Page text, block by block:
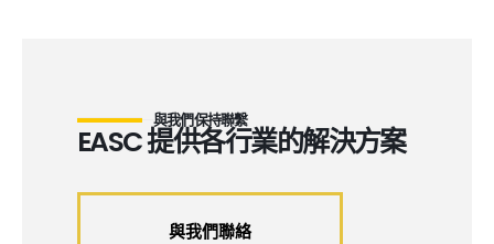
與我們保持聯繫
EASC 提供各行業的解決方案
與我們聯絡